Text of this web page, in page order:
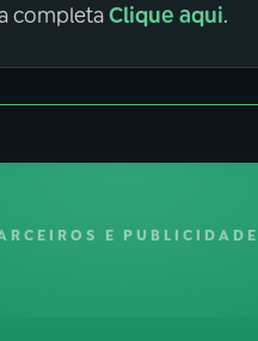
completaClique aqui.
E PUBLICIDADE